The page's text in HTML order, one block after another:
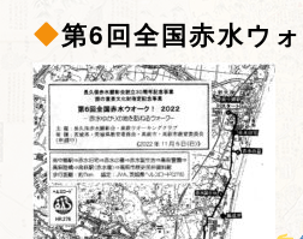
第6回全国赤水ウ